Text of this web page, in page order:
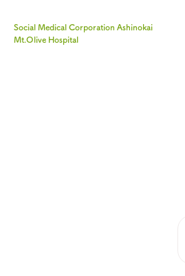
Social Medical Corporation Ashinokai
Mt.Olive Hospital